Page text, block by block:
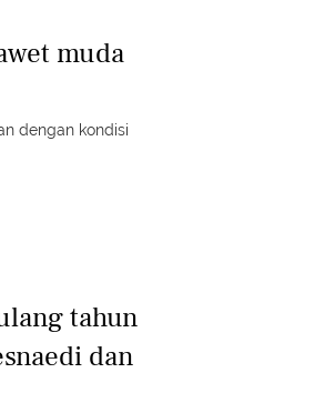
muda
dengan kondisi
tahun
dan